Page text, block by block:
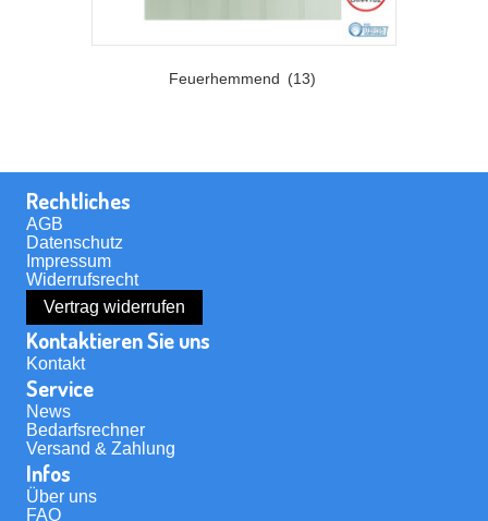
Feuerhemmend (13)
Rechtliches
AGB
Datenschutz
Impressum
Widerrufsrecht
Vertrag widerrufen
Kontaktieren Sie uns
Kontakt
Service
News
Bedarfsrechner
Versand & Zahlung
Infos
Über uns
FAQ